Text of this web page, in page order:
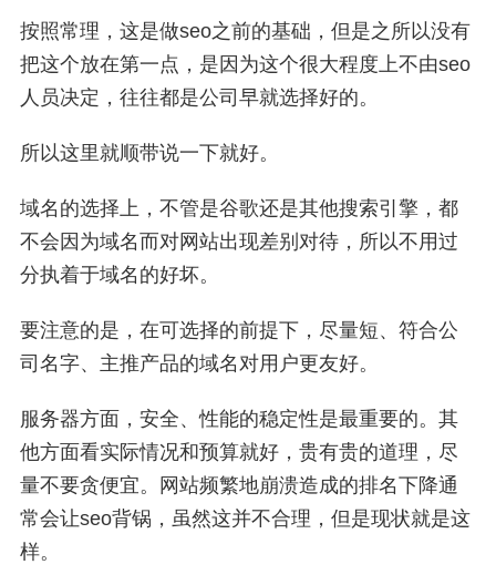
按照常理，这是做seo之前的基础，但是之所以没有
把这个放在第一点，是因为这个很大程度上不由seo
人员决定，往往都是公司早就选择好的。
所以这里就顺带说一下就好。
域名的选择上，不管是谷歌还是其他搜索引擎，都
不会因为域名而对网站出现差别对待，所以不用过
分执着于域名的好坏。
要注意的是，在可选择的前提下，尽量短、符合公
司名字、主推产品的域名对用户更友好。
服务器方面，安全、性能的稳定性是最重要的。其
他方面看实际情况和预算就好，贵有贵的道理，尽
量不要贪便宜。网站频繁地崩溃造成的排名下降通
常会让seo背锅，虽然这并不合理，但是现状就是这
样。